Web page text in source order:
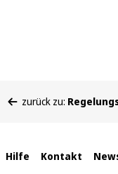
befinden
zurück zu:
Interne
Hilfe Kontakt